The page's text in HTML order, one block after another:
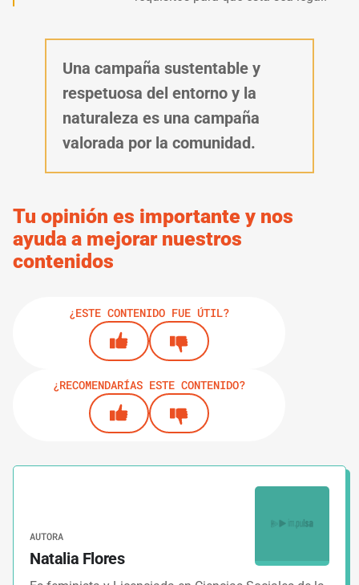
Una campaña sustentable y
respetuosa del entorno y la
naturaleza es una campaña
valorada por la comunidad.
Tu opinión es importante y nos
ayuda a mejorar nuestros
contenidos
¿ESTE CONTENIDO FUE ÚTIL?
¿RECOMENDARÍAS ESTE CONTENIDO?
AUTORA
Natalia Flores